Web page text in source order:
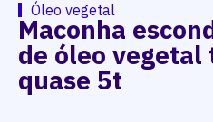
Óleo vegetal
Maconha
de óleo vegetal
quase 5t